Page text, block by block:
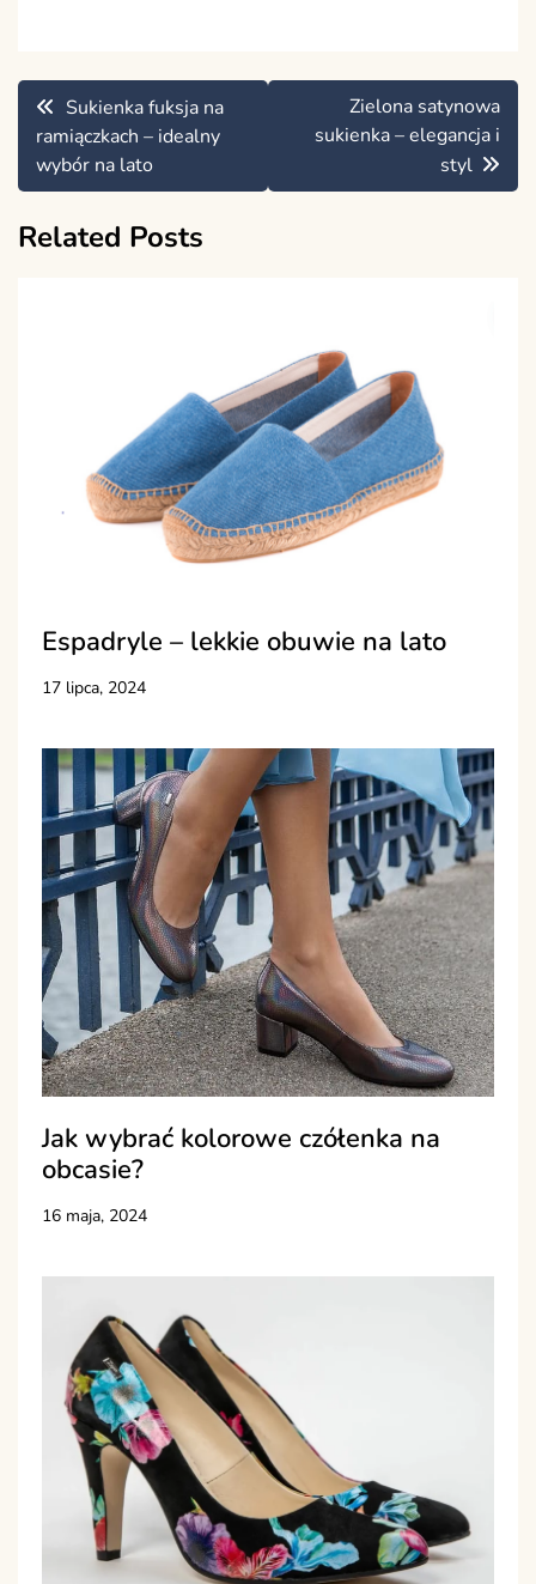
Nawigacja
wpisu
Sukienka fuksja na
ramiączkach – idealny
wybór na lato
Zielona satynowa
sukienka – elegancja i
styl
Related Posts
Espadryle – lekkie obuwie na lato
17 lipca, 2024
Jak wybrać kolorowe czółenka na
obcasie?
16 maja, 2024